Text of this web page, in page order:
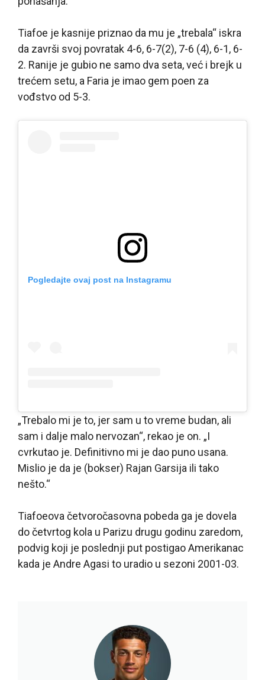
Tiafoe je kasnije priznao da mu je „trebala“ iskra
da završi svoj povratak 4-6, 6-7(2), 7-6 (4), 6-1, 6-
2. Ranije je gubio ne samo dva seta, već i brejk u
trećem setu, a Faria je imao gem poen za
vođstvo od 5-3.
Pogledajte ovaj post na Instagramu
„Trebalo mi je to, jer sam u to vreme budan, ali
sam i dalje malo nervozan“, rekao je on. „I
cvrkutao je. Definitivno mi je dao puno usana.
Mislio je da je (bokser) Rajan Garsija ili tako
nešto.“
Tiafoeova četvoročasovna pobeda ga je dovela
do četvrtog kola u Parizu drugu godinu zaredom,
podvig koji je poslednji put postigao Amerikanac
kada je Andre Agasi to uradio u sezoni 2001-03.